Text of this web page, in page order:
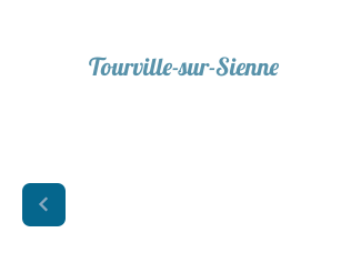
Tourville-sur-Sienne